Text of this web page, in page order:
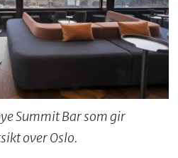
Summit Bar som gir
over Oslo.